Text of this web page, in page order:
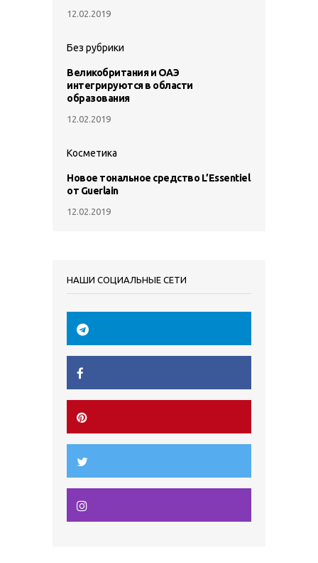
12.02.2019
Без рубрики
Великобритания и ОАЭ
интегрируются в области
образования
12.02.2019
Косметика
Новое тональное средство L’Essentiel
от Guerlain
12.02.2019
НАШИ СОЦИАЛЬНЫЕ СЕТИ